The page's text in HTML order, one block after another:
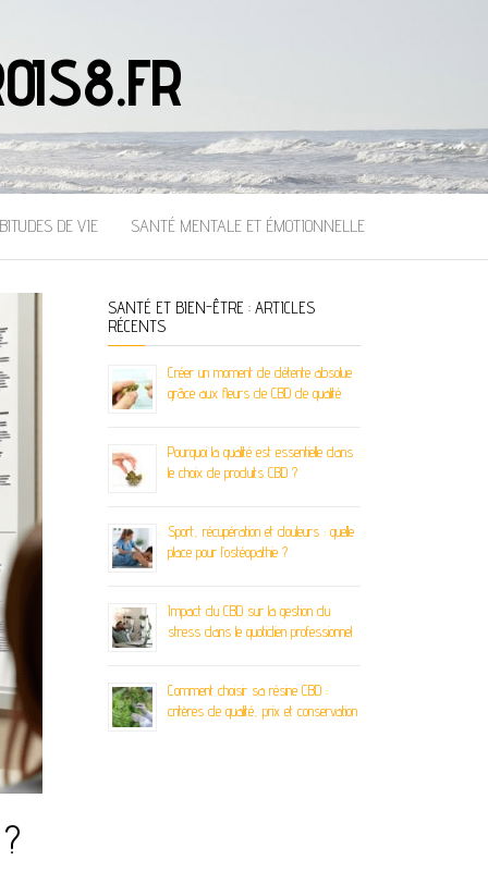
DE VIE SANTÉ MENTALE ET ÉMOTIONNELLE
SANTÉ ET BIEN-ÊTRE : ARTICLES
RÉCENTS
Créer un moment de détente absolue
grâce aux fleurs de CBD de qualité
Pourquoi la qualité est essentielle dans
le choix de produits CBD ?
Sport, récupération et douleurs : quelle
place pour l’ostéopathie ?
Impact du CBD sur la gestion du
stress dans le quotidien professionnel
Comment choisir sa résine CBD :
critères de qualité, prix et conservation